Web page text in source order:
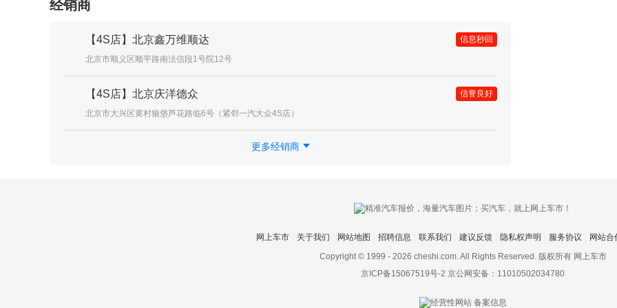
经销商
【4S店】北京鑫万维顺达
北京市顺义区顺平路南法信段1号院12号
信息秒回
【4S店】北京庆洋德众
北京市大兴区黄村狼垡芦花路临6号（紧邻一汽大众4S店）
信誉良好
更多经销商
网上车市 关于我们 网站地图 招聘信息 联系我们 建议反馈 隐私权声明 服务协议 网站合
Copyright © 1999 - 2026 cheshi.com. All Rights Reserved. 版权所有 网上车市
京ICP备15067519号-2 京公网安备：11010502034780